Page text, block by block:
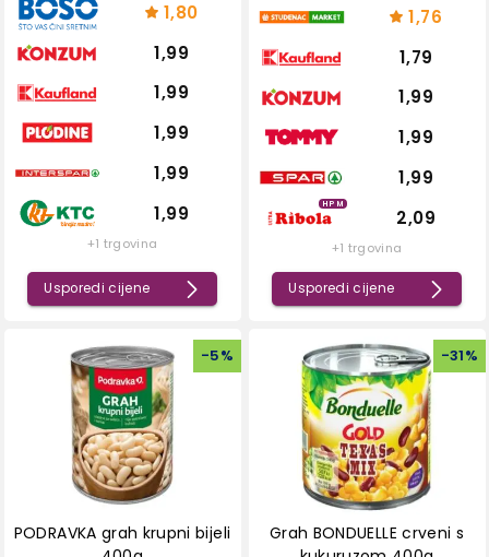
1,80
1,99
1,99
1,99
1,99
1,99
+1 trgovina
Usporedi cijene
1,76
1,79
1,99
1,99
1,99
HPM
2,09
+1 trgovina
Usporedi cijene
-5%
PODRAVKA grah krupni bijeli
-31%
Grah BONDUELLE crveni s